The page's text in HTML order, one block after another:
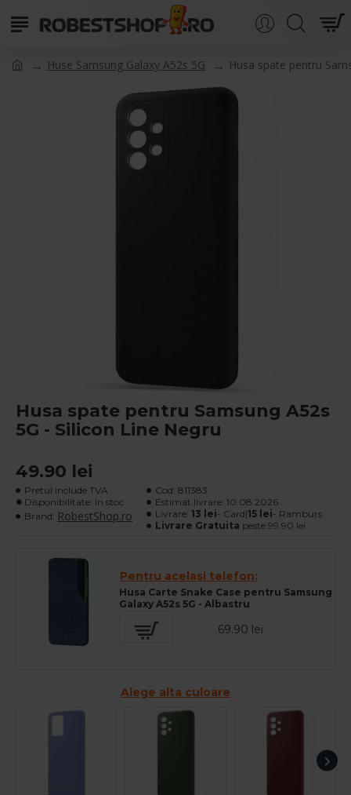
Huse Samsung Galaxy A52s 5G Husa spate pentru
Husa spate pentru Samsung A52s
5G - Silicon Line Negru
49.90 lei
Pretul include TVA
Disponibilitate: In stoc
Brand: RobestShop.ro
Cod: 811383.
Estimat livrare: 10.08.2026
Livrare: 13 lei- Card|15 lei- Ramburs
Livrare Gratuita peste 99.90 lei
Pentru acelasi telefon:
Husa Carte Snake Case pentru Samsung
Galaxy A52s 5G - Albastru
69.90 lei
Alege alta culoare